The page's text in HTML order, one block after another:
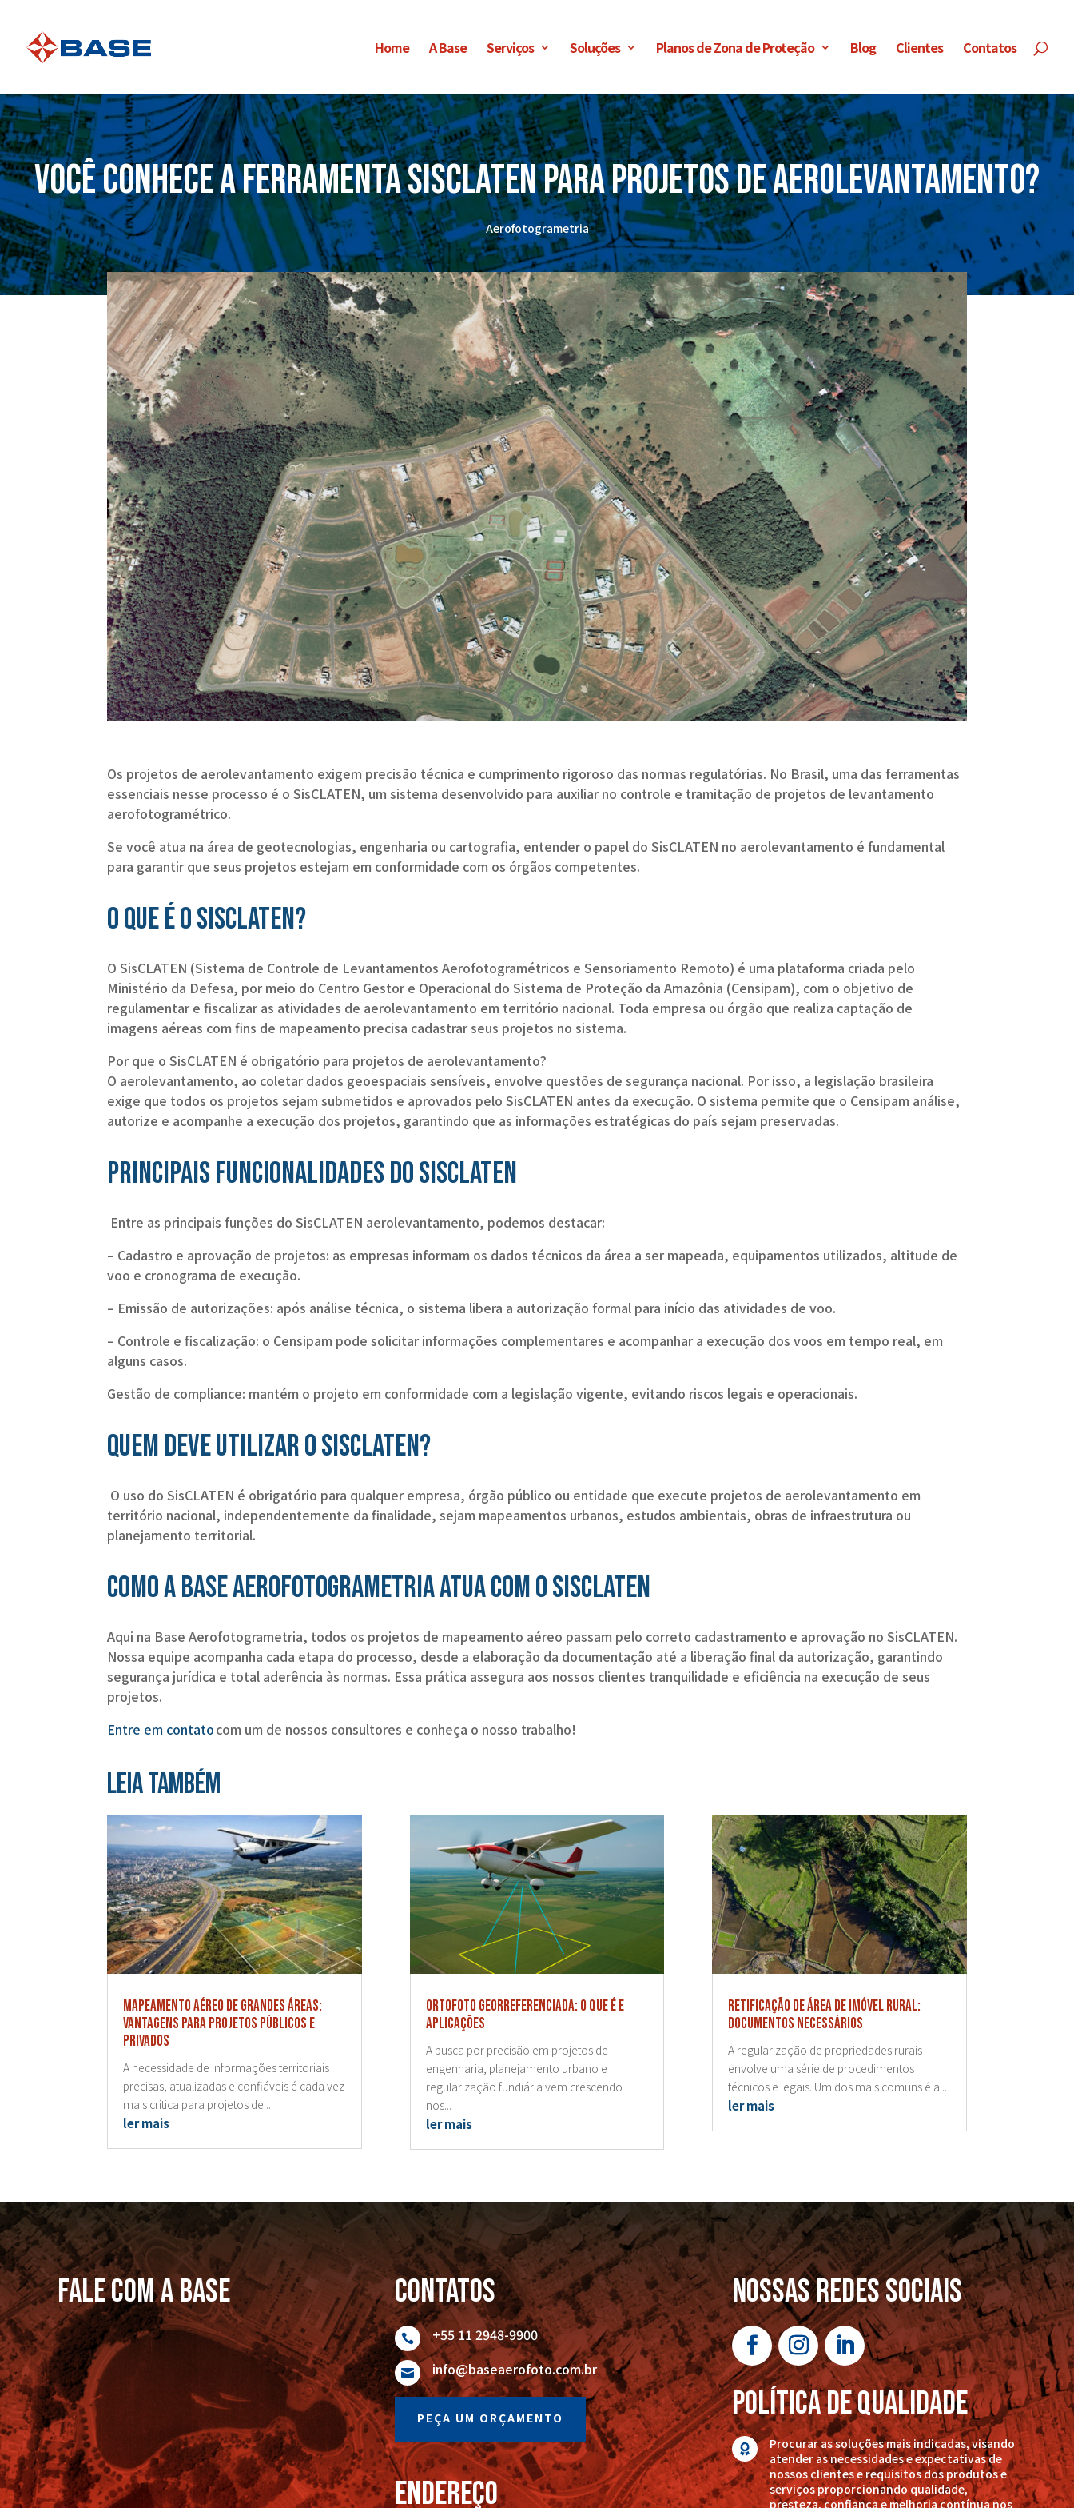
Home A Base Serviços Soluções Planos de Zona de Proteção Blog Clientes Contatos
Você conhece a ferramenta SisCLATEN para projetos de aerolevantamento?
Aerofotogrametria
Os projetos de aerolevantamento exigem precisão técnica e cumprimento rigoroso das normas regulatórias. No Brasil, uma das ferramentas
essenciais nesse processo é o SisCLATEN, um sistema desenvolvido para auxiliar no controle e tramitação de projetos de levantamento
aerofotogramétrico.
Se você atua na área de geotecnologias, engenharia ou cartografia, entender o papel do SisCLATEN no aerolevantamento é fundamental
para garantir que seus projetos estejam em conformidade com os órgãos competentes.
O que é o SisCLATEN?
O SisCLATEN (Sistema de Controle de Levantamentos Aerofotogramétricos e Sensoriamento Remoto) é uma plataforma criada pelo
Ministério da Defesa, por meio do Centro Gestor e Operacional do Sistema de Proteção da Amazônia (Censipam), com o objetivo de
regulamentar e fiscalizar as atividades de aerolevantamento em território nacional. Toda empresa ou órgão que realiza captação de
imagens aéreas com fins de mapeamento precisa cadastrar seus projetos no sistema.
Por que o SisCLATEN é obrigatório para projetos de aerolevantamento?
O aerolevantamento, ao coletar dados geoespaciais sensíveis, envolve questões de segurança nacional. Por isso, a legislação brasileira
exige que todos os projetos sejam submetidos e aprovados pelo SisCLATEN antes da execução. O sistema permite que o Censipam análise,
autorize e acompanhe a execução dos projetos, garantindo que as informações estratégicas do país sejam preservadas.
Principais funcionalidades do SisCLATEN
Entre as principais funções do SisCLATEN aerolevantamento, podemos destacar:
– Cadastro e aprovação de projetos: as empresas informam os dados técnicos da área a ser mapeada, equipamentos utilizados, altitude de
voo e cronograma de execução.
– Emissão de autorizações: após análise técnica, o sistema libera a autorização formal para início das atividades de voo.
– Controle e fiscalização: o Censipam pode solicitar informações complementares e acompanhar a execução dos voos em tempo real, em
alguns casos.
Gestão de compliance: mantém o projeto em conformidade com a legislação vigente, evitando riscos legais e operacionais.
Quem deve utilizar o SisCLATEN?
O uso do SisCLATEN é obrigatório para qualquer empresa, órgão público ou entidade que execute projetos de aerolevantamento em
território nacional, independentemente da finalidade, sejam mapeamentos urbanos, estudos ambientais, obras de infraestrutura ou
planejamento territorial.
Como a Base Aerofotogrametria atua com o SisCLATEN
Aqui na Base Aerofotogrametria, todos os projetos de mapeamento aéreo passam pelo correto cadastramento e aprovação no SisCLATEN.
Nossa equipe acompanha cada etapa do processo, desde a elaboração da documentação até a liberação final da autorização, garantindo
segurança jurídica e total aderência às normas. Essa prática assegura aos nossos clientes tranquilidade e eficiência na execução de seus
projetos.
Entre em contatocom um de nossos consultores e conheça o nosso trabalho!
Leia também
Mapeamento aéreo de grandes áreas:
vantagens para projetos públicos e
privados
A necessidade de informações territoriais
precisas, atualizadas e confiáveis é cada vez
mais crítica para projetos de...
ler mais
Ortofoto georreferenciada: o que é e
aplicações
A busca por precisão em projetos de
engenharia, planejamento urbano e
regularização fundiária vem crescendo
nos...
ler mais
Retificação de área de imóvel rural:
documentos necessários
A regularização de propriedades rurais
envolve uma série de procedimentos
técnicos e legais. Um dos mais comuns é a...
ler mais
FALE COM A BASE Contatos
 +55 11 2948-9900
 info@baseaerofoto.com.br
PEÇA UM ORÇAMENTO
endereço
nossas redes sociais
POLÍTICA DE QUALIDADE

Procurar as soluções mais indicadas, visando
atender as necessidades e expectativas de
nossos clientes e requisitos dos produtos e
serviços proporcionando qualidade,
presteza, confiança e melhoria contínua nos